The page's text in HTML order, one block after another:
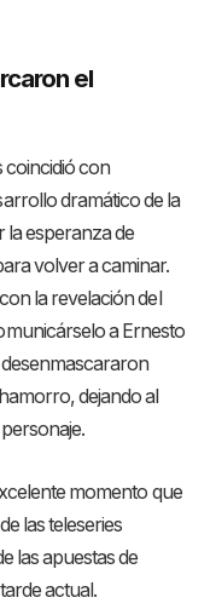
el
coincidió con
dramático de la
esperanza de
volver a caminar.
la revelación del
a Ernesto
dejando al
momento que
las teleseries
las apuestas de
actual.